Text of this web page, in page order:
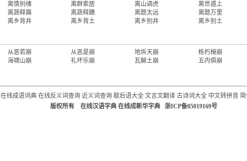
离情别绪 离群索居 离山调虎
离世遁上
离蔬释屩 离蔬释蹻 离题太远
离题万里
离乡背井 离乡背土 离乡别井 离乡别土
从恶若崩 从恶是崩 地坼天崩
栋朽榱崩
海啸山崩 礼坏乐崩 瓦解土崩
五内俱崩
在线成语词典 在线反义词查询 近义词查询 歇后语大全 文言文翻译 古诗词大全 中文转拼音
版权所有 在线汉语字典 在线成新华字典 浙ICP备05019169号